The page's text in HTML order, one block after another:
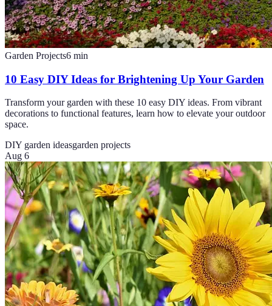
Garden Projects6 min
10 Easy DIY Ideas for Brightening Up Your Garden
Transform your garden with these 10 easy DIY ideas. From vibrant
decorations to functional features, learn how to elevate your outdoor
space.
DIY garden ideasgarden projects
Aug 6